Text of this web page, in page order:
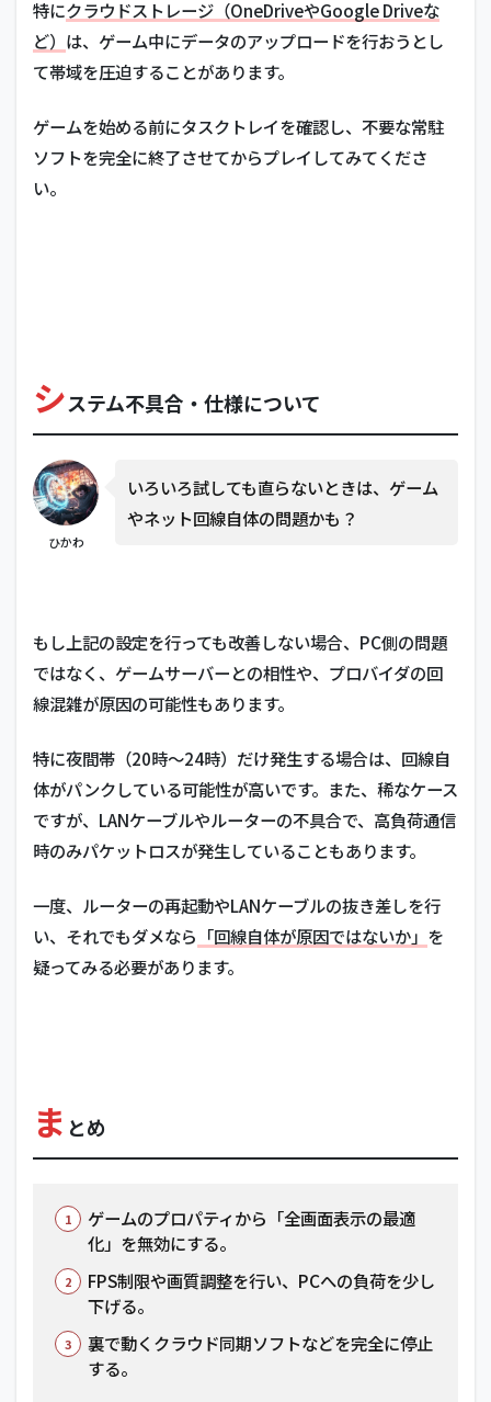
特にクラウドストレージ（OneDriveやGoogle Driveな
ど） は、ゲーム中にデータのアップロードを行おうとし
て帯域を圧迫することがあります。
ゲームを始める前にタスクトレイを確認し、不要な常駐
ソフトを完全に終了させてからプレイしてみてくださ
い。
システム不具合・仕様について
ひかわ
いろいろ試しても直らないときは、ゲーム
やネット回線自体の問題かも？
もし上記の設定を行っても改善しない場合、PC側の問題
ではなく、ゲームサーバーとの相性や、プロバイダの回
線混雑が原因の可能性もあります。
特に夜間帯（20時〜24時）だけ発生する場合は、回線自
体がパンクしている可能性が高いです。また、稀なケース
ですが、LANケーブルやルーターの不具合で、高負荷通信
時のみパケットロスが発生していることもあります。
一度、ルーターの再起動やLANケーブルの抜き差しを行
い、それでもダメなら 「回線自体が原因ではないか」 を
疑ってみる必要があります。
ま とめ
ゲームのプロパティから「全画面表示の最適
化」を無効にする。
FPS制限や画質調整を行い、PCへの負荷を少し
下げる。
裏で動くクラウド同期ソフトなどを完全に停止
する。